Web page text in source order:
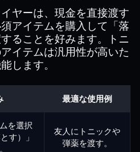
ヤーは、現金を直接渡す
アイテムを購入して「落
ることを好みます。トニ
イテムは汎用性が高いた
します。
最適な使用例
を選択
す）」
友人にトニックや
弾薬を渡す。